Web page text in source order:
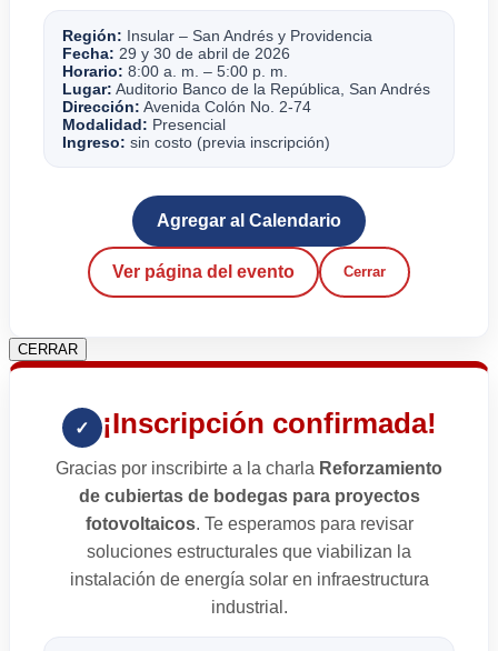
Región: Insular – San Andrés y Providencia
Fecha: 29 y 30 de abril de 2026
Horario: 8:00 a. m. – 5:00 p. m.
Lugar: Auditorio Banco de la República, San Andrés
Dirección: Avenida Colón No. 2-74
Modalidad: Presencial
Ingreso: sin costo (previa inscripción)
Agregar al Calendario
Ver página del evento Cerrar
CERRAR
✓ ¡Inscripción confirmada!
Gracias por inscribirte a la charla Reforzamiento
de cubiertas de bodegas para proyectos
fotovoltaicos. Te esperamos para revisar
soluciones estructurales que viabilizan la
instalación de energía solar en infraestructura
industrial.